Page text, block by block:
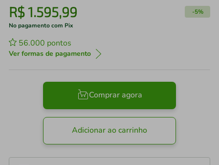
R$1.595,99 -5%
No pagamento com Pix
56.000 pontos
Ver formas de pagamento
Comprar agora
Adicionar ao carrinho